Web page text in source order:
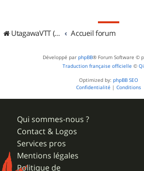
UtagawaVTT (Randos VTT et VTTAE avec traces GPS) Accueil forum
Développé par phpBB® Forum Software ©
Traduction française officielle ©
Optimized by: phpBB SEO
Confidentialité | Conditions
Qui sommes-nous ?
Contact & Logos
Services pros
Mentions légales
Politique de